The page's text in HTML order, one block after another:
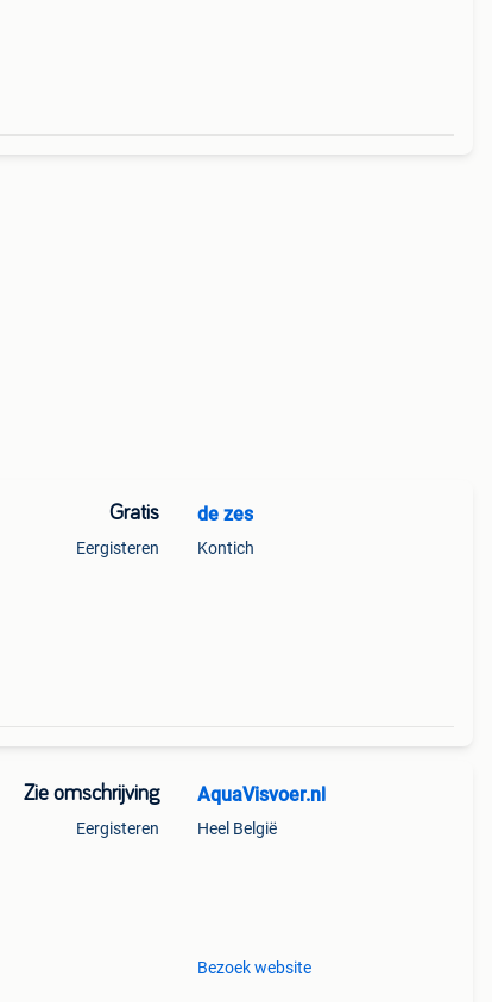
Gratis
Eergisteren
de zes
Kontich
Zie omschrijving
Eergisteren
AquaVisvoer.nl
Heel België
Bezoek website